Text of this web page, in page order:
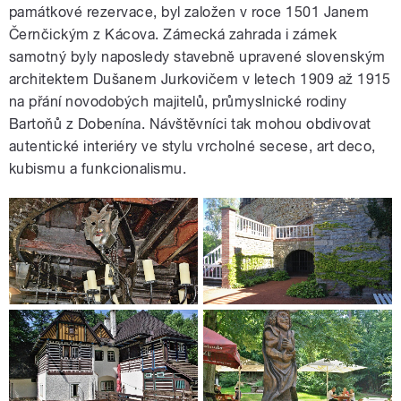
památkové rezervace, byl založen v roce 1501 Janem
Černčickým z Kácova. Zámecká zahrada i zámek
samotný byly naposledy stavebně upravené slovenským
architektem Dušanem Jurkovičem v letech 1909 až 1915
na přání novodobých majitelů, průmyslnické rodiny
Bartoňů z Dobenína. Návštěvníci tak mohou obdivovat
autentické interiéry ve stylu vrcholné secese, art deco,
kubismu a funkcionalismu.